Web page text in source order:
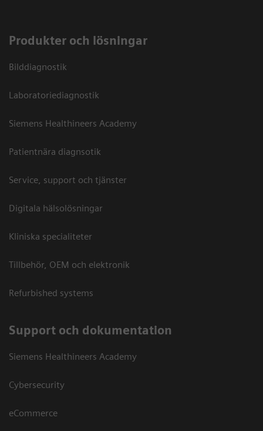
Produkter och lösningar
Bilddiagnostik
Laboratoriediagnostik
Siemens Healthineers Academy
Patientnära diagnsotik
Service, support och tjänster
Digitala hälsolösningar
Kliniska specialiteter
Tillbehör, OEM och elektronik
Refurbished systems
Support och dokumentation
Siemens Healthineers Academy
Cybersecurity
eCommerce